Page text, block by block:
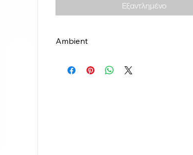
Εξαντλημένο
Ambient